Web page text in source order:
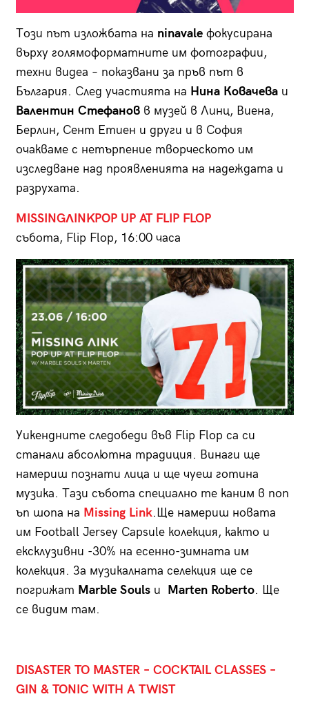
Този път изложбата на ninavalефокусирана
върху голямоформатните им фотографии,
техни видеа – показвани за пръв път в
България. След участията на Нина Ковачеваи
Валентин Стефанов в музей в Линц, Виена,
Берлин, Сент Етиен и други и в София
очакваме с нетърпение творческото им
изследване над проявленията на надеждата и
разрухата.
MISSINGΛINKPOP UP AT FLIP FLOP
събота, Flip Flop, 16:00 часа
Уикендните следобеди във Flip Flop са си
станали абсолютна традиция. Винаги ще
намериш познати лица и ще чуеш готина
музика. Тази събота специално те каним в поп
ъп шопа на Missing Link.Ще намериш новата
им Football Jersey Capsule колекция, както и
ексклузивни -30% на есенно-зимната им
колекция. За музикалната селекция ще се
погрижат Marble Souls и Marten Roberto. Ще
се видим там.
DISASTER TO MASTER – COCKTAIL CLASSES –
GIN & TONIC WITH A TWIST